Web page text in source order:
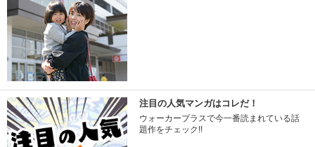
注目の人気マンガはコレだ！
ウォーカープラスで今一番読まれている話
題作をチェック!!